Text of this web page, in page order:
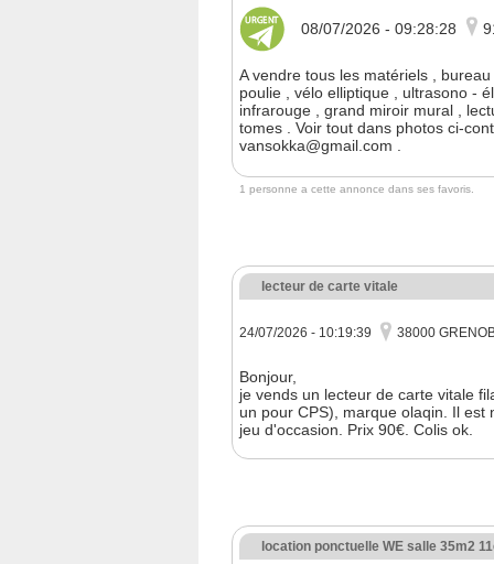
08/07/2026 - 09:28:28
A vendre tous les matériels ,
poulie , vélo elliptique , ultrasono -
infrarouge , grand miroir mural ,
tomes . Voir tout dans photos ci-
vansokka@gmail.com .
1 personne a cette annonce dans ses favoris.
lecteur de carte vitale
24/07/2026 - 10:19:39 38000
Bonjour,
je vends un lecteur de carte vitale
un pour CPS), marque olaqin. Il
jeu d'occasion. Prix 90€. Colis ok.
location ponctuelle WE salle 35m2